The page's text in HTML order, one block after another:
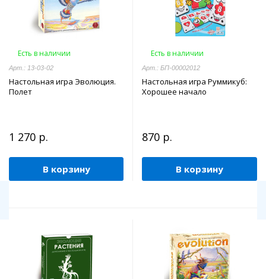
Есть в наличии
Арт.: 13-03-02
Настольная игра Эволюция.
Полет
1 270 р.
В корзину
Есть в наличии
Арт.: БП-00002012
Настольная игра Руммикуб:
Хорошее начало
870 р.
В корзину